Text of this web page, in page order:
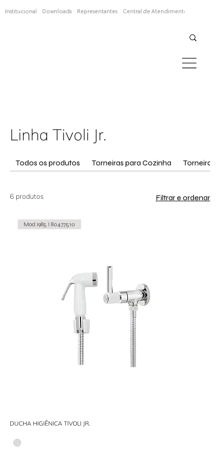
Confira aqui
Institucional Downloads Representantes Central de Atendimento
Linha Tivoli Jr.
Todos os produtos Torneiras para Cozinha Torneira
6 produtos Filtrar e ordenar
Mod.1985 I 80477510
DUCHA HIGIÊNICA TIVOLI JR.